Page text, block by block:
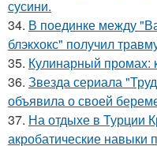
сусини.
34. В поединке между
блэкхокс" получил
35. Кулинарный промах:
36. Звезда сериала
объявила о своей
37. На отдыхе в Турции
акробатические навыки